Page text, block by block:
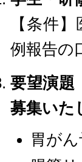
【条件
例報告の
要望演題
募集いた
胃が